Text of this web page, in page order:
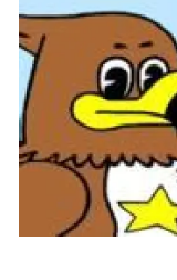
tt
e